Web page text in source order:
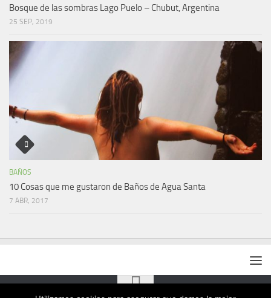
Bosque de las sombras Lago Puelo – Chubut, Argentina
25 SEP, 2019
BAÑOS
10 Cosas que me gustaron de Baños de Agua Santa
7 ABR, 2017